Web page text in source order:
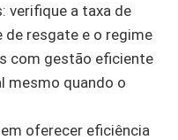
verifique a taxa de
resgate e o regime
com gestão eficiente
mesmo quando o
oferecer eficiência